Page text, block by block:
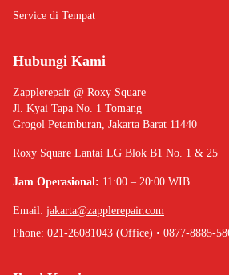
Service di Tempat
Hubungi Kami
Zapplerepair @ Roxy Square
Jl. Kyai Tapa No. 1 Tomang
Grogol Petamburan, Jakarta Barat 11440
Roxy Square Lantai LG Blok B1 No. 1 & 25
Jam Operasional: 11:00 – 20:00 WIB
Email: jakarta@zapplerepair.com
Phone: 021-26081043 (Office) • 0877-8885-